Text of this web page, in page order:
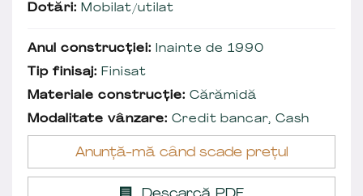
Dotări: Mobilat/utilat
Anul construcției: Inainte de 1990
Tip finisaj: Finisat
Materiale construcție: Cărămidă
Modalitate vânzare: Credit bancar, Cash
Anunță-mă când scade prețul